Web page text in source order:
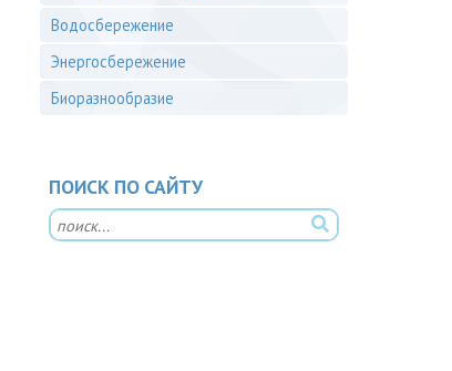
Водосбережение
Энергосбережение
Биоразнообразие
ПОИСК ПО САЙТУ